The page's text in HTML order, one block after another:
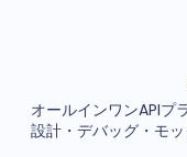
オールインワンAPIプ
設計・デバッグ・モ